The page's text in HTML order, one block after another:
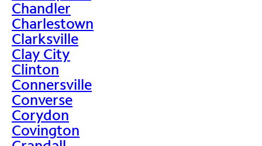
Chandler
Charlestown
Clarksville
Clay City
Clinton
Connersville
Converse
Corydon
Covington